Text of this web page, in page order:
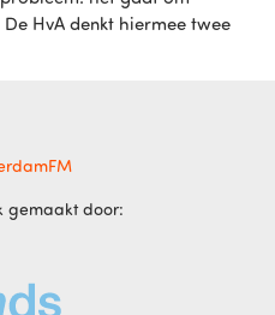
HvA denkt hiermee twee
gemaakt door: